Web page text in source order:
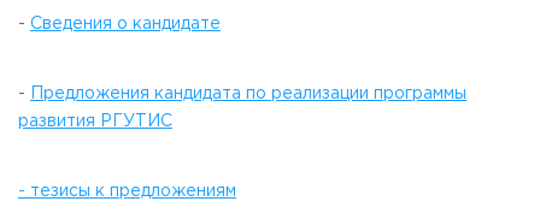
- Сведения о кандидате
-
Предложения кандидата по реализации программы
развития РГУТИС
- тезисы к предложениям